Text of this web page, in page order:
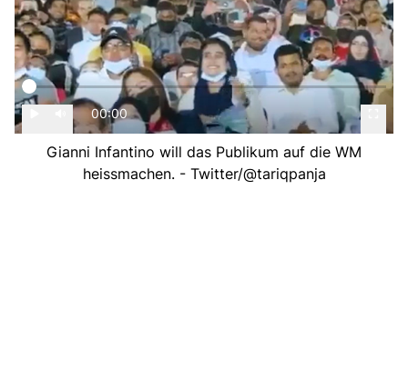
00:00
Gianni Infantino will das Publikum auf die WM
heissmachen. - Twitter/@tariqpanja